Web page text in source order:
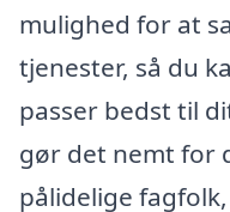
mulighed for at
tjenester, så du
passer bedst til
gør det nemt for
pålidelige